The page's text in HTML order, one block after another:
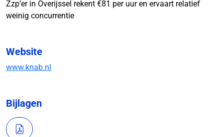
Zzp’er in Overijssel rekent €81 per uur en ervaart relatief
weinig concurrentie
Website
www.knab.nl
Bijlagen